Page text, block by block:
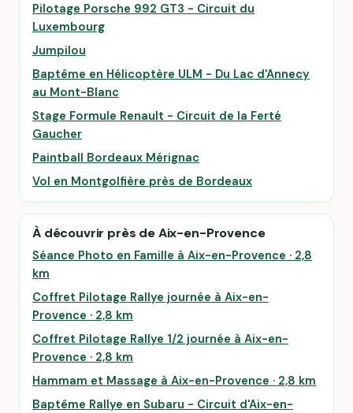
Pilotage Porsche 992 GT3 - Circuit du
Luxembourg
Jumpilou
Baptême en Hélicoptère ULM - Du Lac d'Annecy
au Mont-Blanc
Stage Formule Renault - Circuit de la Ferté
Gaucher
Paintball Bordeaux Mérignac
Vol en Montgolfière près de Bordeaux
À découvrir près de Aix-en-Provence
Séance Photo en Famille à Aix-en-Provence · 2,8
km
Coffret Pilotage Rallye journée à Aix-en-
Provence · 2,8 km
Coffret Pilotage Rallye 1/2 journée à Aix-en-
Provence · 2,8 km
Hammam et Massage à Aix-en-Provence · 2,8 km
Baptême Rallye en Subaru - Circuit d'Aix-en-